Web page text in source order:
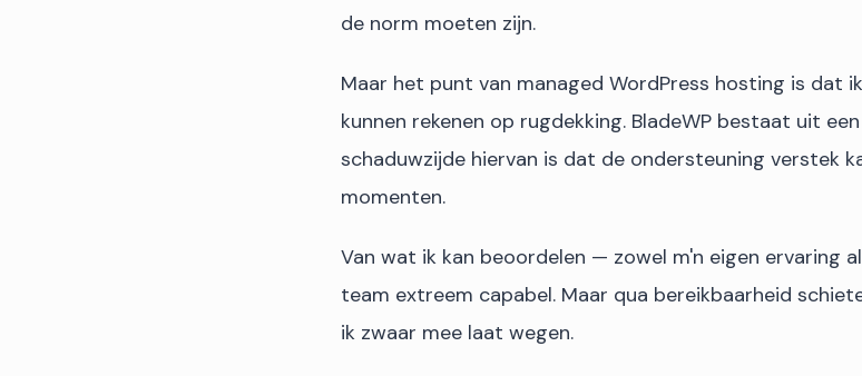
de norm moeten zijn.
Maar het punt van managed WordPress hosting is dat
kunnen rekenen op rugdekking. BladeWP bestaat uit
schaduwzijde hiervan is dat de ondersteuning verstek
momenten.
Van wat ik kan beoordelen — zowel m'n eigen ervaring
team extreem capabel. Maar qua bereikbaarheid
ik zwaar mee laat wegen.